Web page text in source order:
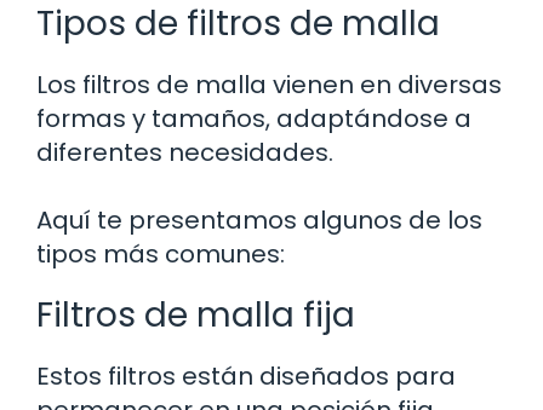
Tipos de filtros de malla
Los filtros de malla vienen en diversas
formas y tamaños, adaptándose a
diferentes necesidades.
Aquí te presentamos algunos de los
tipos más comunes:
Filtros de malla fija
Estos filtros están diseñados para